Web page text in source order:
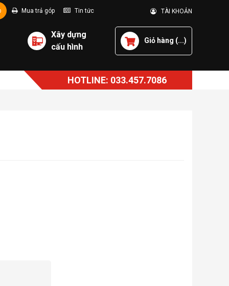
Mua trả góp Tin tức TÀI KHOẢN
Xây dựng
cấu hình
Giỏ hàng (...)
HOTLINE: 033.457.7086